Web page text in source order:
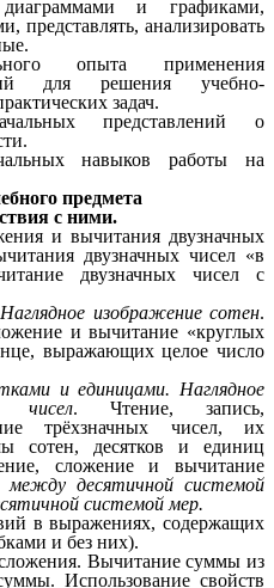
и графиками,
представлять, анализировать
опыта применения
для решения учебно-
задач.
представлений о
навыков работы на
предмета
с ними.
и вычитания двузначных
двузначных чисел «в
двузначных чисел с
Наглядное изображение сотен.
и вычитание «круглых
выражающих целое число
и единицами. Наглядное
чисел. Чтение, запись,
трёхзначных чисел, их
сотен, десятков и единиц
сложение и вычитание
между десятичной системой
системой мер.
в выражениях, содержащих
и без них).
Вычитание суммы из
Использование свойств